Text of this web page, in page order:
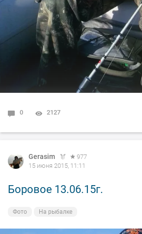
0 2127
Gerasim
977
15 июня 2015, 11:11
Боровое 13.06.15г.
Фото На рыбалке